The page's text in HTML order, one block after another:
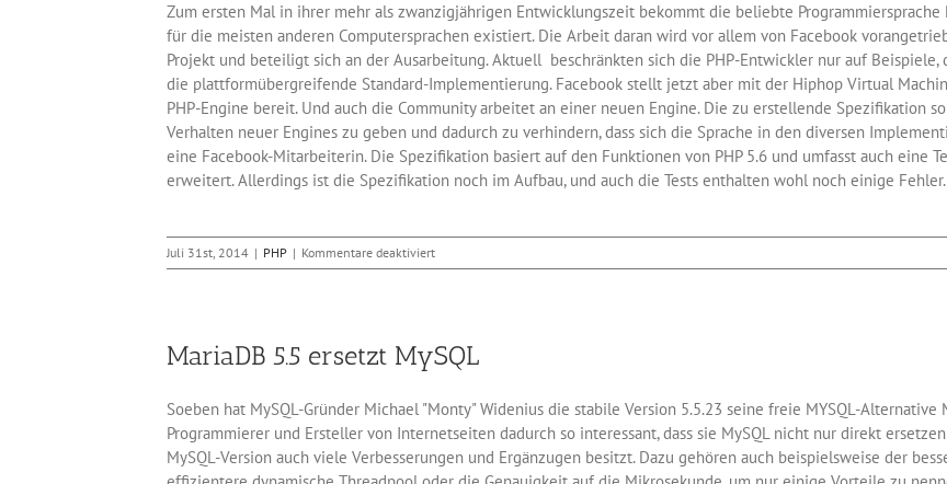
alle
Anwendungen
Zum ersten Mal in ihrer mehr als zwanzigjährigen Entwicklungszeit bekommt die beliebte
für die meisten anderen Computersprachen existiert. Die Arbeit daran wird vor allem von Facebook
Projekt und beteiligt sich an der Ausarbeitung. Aktuell beschränkten sich die PHP-Entwickler nur auf
die plattformübergreifende Standard-Implementierung. Facebook stellt jetzt aber mit der Hiphop Virtual
PHP-Engine bereit. Und auch die Community arbeitet an einer neuen Engine. Die zu erstellende Spezifikation
Verhalten neuer Engines zu geben und dadurch zu verhindern, dass sich die Sprache in den diversen
eine Facebook-Mitarbeiterin. Die Spezifikation basiert auf den Funktionen von PHP 5.6 und umfasst auch eine
erweitert. Allerdings ist die Spezifikation noch im Aufbau, und auch die Tests enthalten wohl noch einige Fehler.
Juli 31st, 2014 | PHP | Kommentare deaktiviertfür
Dank
eine
saubere
MariaDB 5.5 ersetzt MySQL
Soeben hat MySQL-Gründer Michael "Monty" Widenius die stabile Version 5.5.23 seine freie MYSQL-
Programmierer und Ersteller von Internetseiten dadurch so interessant, dass sie MySQL nicht nur direkt
MySQL-Version auch viele Verbesserungen und Ergänzugen besitzt. Dazu gehören auch beispielsweise der